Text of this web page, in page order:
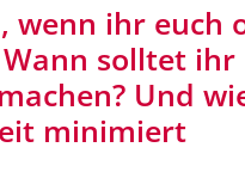
wenn ihr euch
solltet ihr
Und
minimiert